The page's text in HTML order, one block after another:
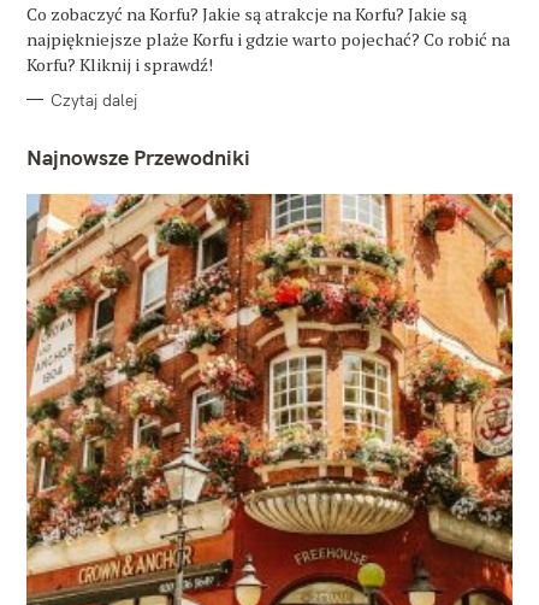
O
R
I
Co zobaczyć na Korfu? Jakie są atrakcje na Korfu? Jakie są
najpiękniejsze plaże Korfu i gdzie warto pojechać? Co robić na
Korfu? Kliknij i sprawdź!
Czytaj dalej
Najnowsze Przewodniki